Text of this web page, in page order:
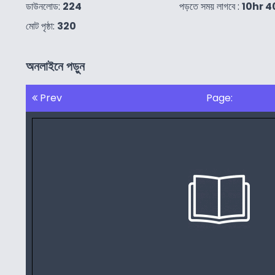
ডাউনলোড: 224
মোট পৃষ্ঠা: 320
পড়তে সময় লাগবে : 10hr
অনলাইনে পড়ুন
Prev Page: